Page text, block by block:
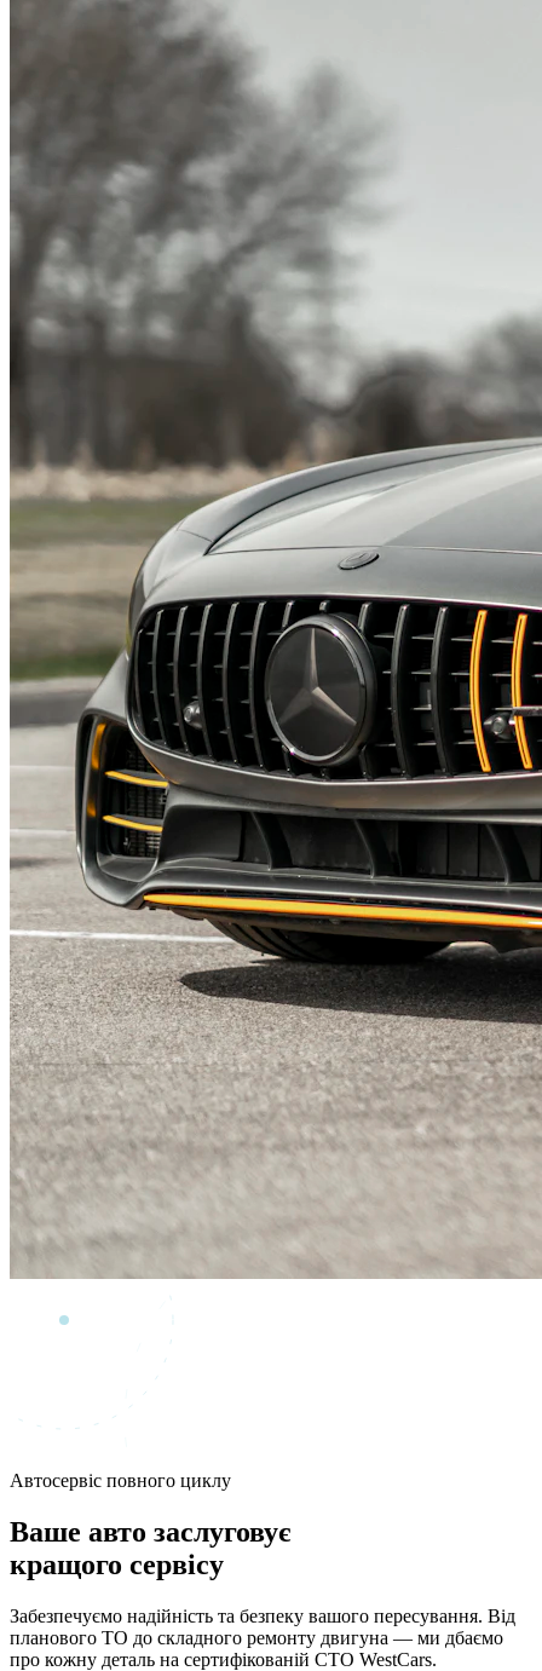
Автосервіс повного циклу
Ваше авто заслуговує
кращого сервісу
Забезпечуємо надійність та безпеку вашого пересування. Від
планового ТО до складного ремонту двигуна — ми дбаємо
про кожну деталь на сертифікованій СТО WestCars.